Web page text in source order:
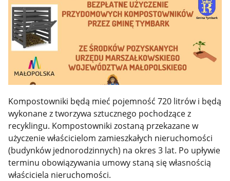
Kompostowniki będą mieć pojemność 720 litrów i będą
wykonane z tworzywa sztucznego pochodzące z
recyklingu. Kompostowniki zostaną przekazane w
użyczenie właścicielom zamieszkałych nieruchomości
(budynków jednorodzinnych) na okres 3 lat. Po upływie
terminu obowiązywania umowy staną się własnością
właściciela nieruchomości.